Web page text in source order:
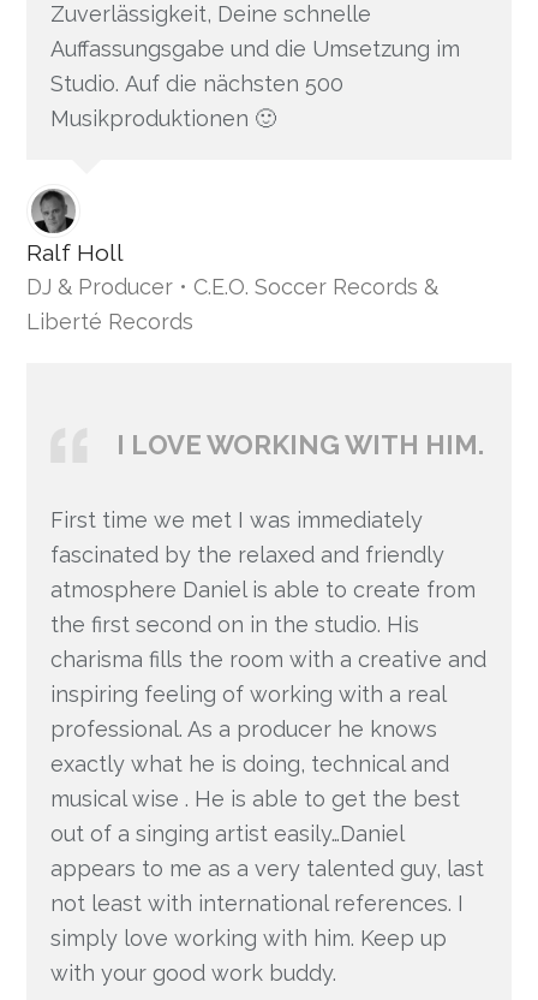
Zuverlässigkeit, Deine schnelle
Auffassungsgabe und die Umsetzung im
Studio. Auf die nächsten 500
Musikproduktionen 🙂
Ralf Holl
DJ & Producer • C.E.O. Soccer Records &
Liberté Records
I LOVE WORKING WITH HIM.
First time we met I was immediately
fascinated by the relaxed and friendly
atmosphere Daniel is able to create from
the first second on in the studio. His
charisma fills the room with a creative and
inspiring feeling of working with a real
professional. As a producer he knows
exactly what he is doing, technical and
musical wise . He is able to get the best
out of a singing artist easily…Daniel
appears to me as a very talented guy, last
not least with international references. I
simply love working with him. Keep up
with your good work buddy.